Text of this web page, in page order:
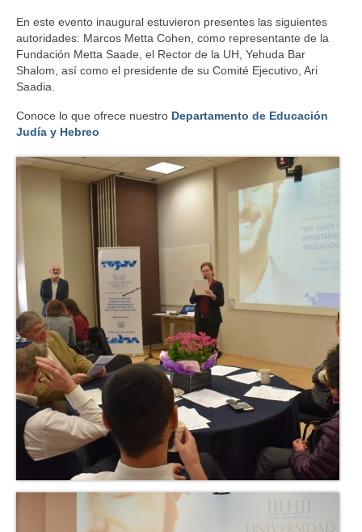
En este evento inaugural estuvieron presentes las siguientes
autoridades: Marcos Metta Cohen, como representante de la
Fundación Metta Saade, el Rector de la UH, Yehuda Bar
Shalom, así como el presidente de su Comité Ejecutivo, Ari
Saadia.
Conoce lo que ofrece nuestro Departamento de Educación
Judía y Hebreo